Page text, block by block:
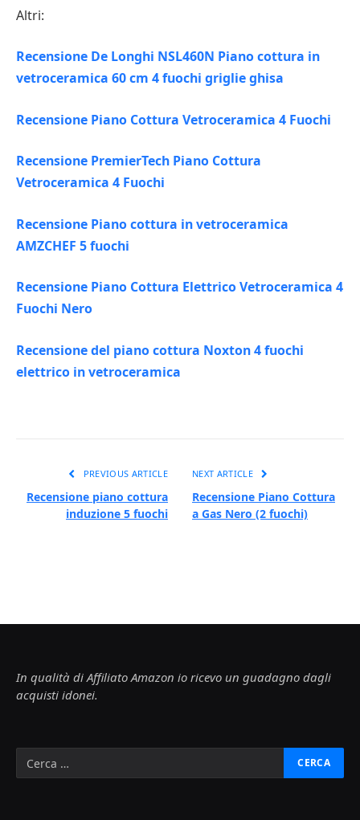
Altri:
Recensione De Longhi NSL460N Piano cottura in
vetroceramica 60 cm 4 fuochi griglie ghisa
Recensione Piano Cottura Vetroceramica 4 Fuochi
Recensione PremierTech Piano Cottura
Vetroceramica 4 Fuochi
Recensione Piano cottura in vetroceramica
AMZCHEF 5 fuochi
Recensione Piano Cottura Elettrico Vetroceramica 4
Fuochi Nero
Recensione del piano cottura Noxton 4 fuochi
elettrico in vetroceramica
PREVIOUS ARTICLE
Recensione piano cottura
induzione 5 fuochi
NEXT ARTICLE
Recensione Piano Cottura
a Gas Nero (2 fuochi)
In qualità di Affiliato Amazon io ricevo un guadagno dagli
acquisti idonei.